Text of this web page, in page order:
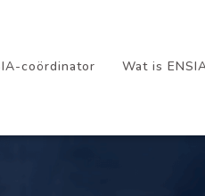
coördinator Wat is